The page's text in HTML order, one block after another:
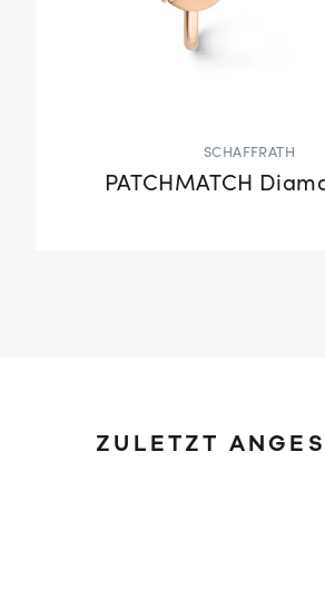
SCHAFFRATH
PATCHMATCH
ZULETZT